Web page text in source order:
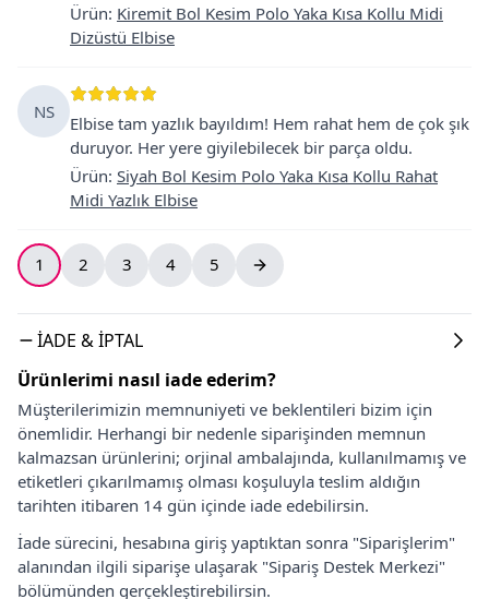
Ürün: Kiremit Bol Kesim Polo Yaka Kısa Kollu Midi
Dizüstü Elbise
NS
Elbise tam yazlık bayıldım! Hem rahat hem de çok şık
duruyor. Her yere giyilebilecek bir parça oldu.
Ürün: Siyah Bol Kesim Polo Yaka Kısa Kollu Rahat
Midi Yazlık Elbise
1 2 3 4 5
İADE & İPTAL
Ürünlerimi nasıl iade ederim?
Müşterilerimizin memnuniyeti ve beklentileri bizim için
önemlidir. Herhangi bir nedenle siparişinden memnun
kalmazsan ürünlerini; orjinal ambalajında, kullanılmamış ve
etiketleri çıkarılmamış olması koşuluyla teslim aldığın
tarihten itibaren 14 gün içinde iade edebilirsin.
İade sürecini, hesabına giriş yaptıktan sonra "Siparişlerim"
alanından ilgili siparişe ulaşarak "Sipariş Destek Merkezi"
bölümünden gerçekleştirebilirsin.